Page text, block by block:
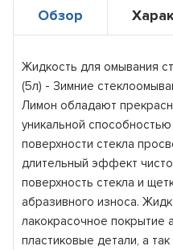
Обзор
Жидкость для омывания
(5л) - Зимние
Лимон обладают
уникальной
поверхности стекла
длительный эффект
поверхность стекла и
абразивного износа.
лакокрасочное покрытие
пластиковые детали, а